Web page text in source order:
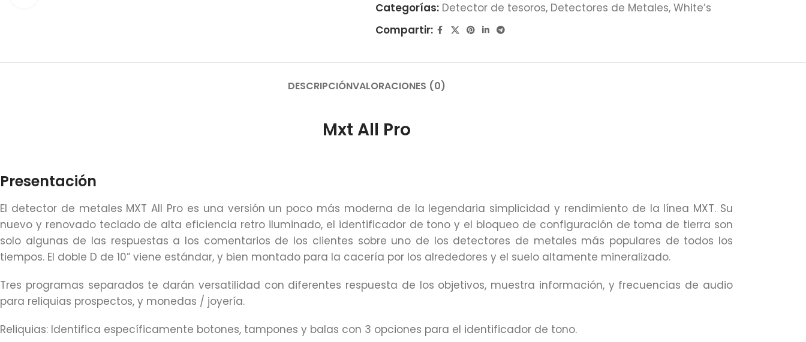
Categorías: Detector de tesoros, Detectores de Metales, White’s
Compartir:
DESCRIPCIÓNVALORACIONES (0)
Mxt All Pro
Presentación
El detector de metales MXT All Pro es una versión un poco más moderna de la legendaria simplicidad y rendimiento de la línea MXT. Su
nuevo y renovado teclado de alta eficiencia retro iluminado, el identificador de tono y el bloqueo de configuración de toma de tierra son
solo algunas de las respuestas a los comentarios de los clientes sobre uno de los detectores de metales más populares de todos los
tiempos. El doble D de 10” viene estándar, y bien montado para la cacería por los alrededores y el suelo altamente mineralizado.
Tres programas separados te darán versatilidad con diferentes respuesta de los objetivos, muestra información, y frecuencias de audio
para reliquias prospectos, y monedas / joyería.
Reliquias: Identifica específicamente botones, tampones y balas con 3 opciones para el identificador de tono.